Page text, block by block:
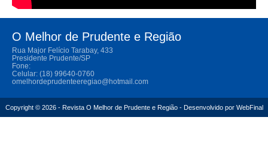
O Melhor de Prudente e Região
Rua Major Felício Tarabay, 433
Presidente Prudente/SP
Fone:
Celular: (18) 99640-0760
omelhordeprudenteeregiao@hotmail.com
Copyright © 2026 - Revista O Melhor de Prudente e Região - Desenvolvido por WebFinal